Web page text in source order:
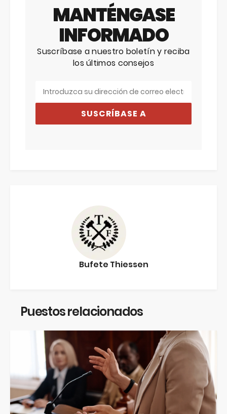
MANTÉNGASE
INFORMADO
Suscríbase a nuestro boletín y reciba
los últimos consejos
SUSCRÍBASE A
Bufete Thiessen
Puestos relacionados